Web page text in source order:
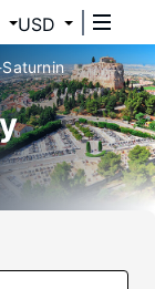
USD